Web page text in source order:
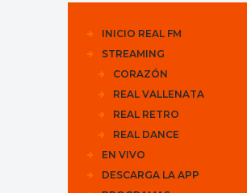
INICIO REAL FM
STREAMING
CORAZÓN
REAL VALLENATA
REAL RETRO
REAL DANCE
EN VIVO
DESCARGA LA APP